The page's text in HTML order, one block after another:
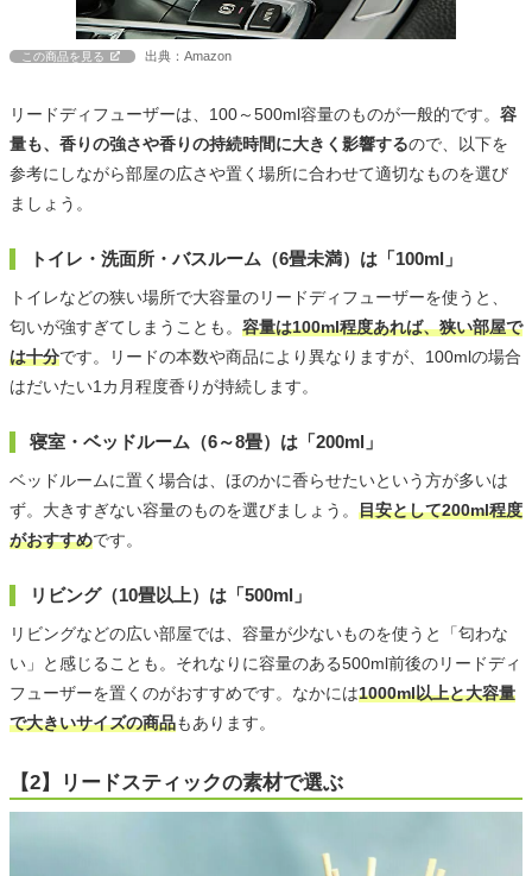
この商品を見る 出典：Amazon
リードディフューザーは、100～500ml容量のものが一般的です。 容
量も、香りの強さや香りの持続時間に大きく影響するので、以下を
参考にしながら部屋の広さや置く場所に合わせて適切なものを選び
ましょう。
トイレ・洗面所・バスルーム（6畳未満）は「100ml」
トイレなどの狭い場所で大容量のリードディフューザーを使うと、
匂いが強すぎてしまうことも。 容量は100ml程度あれば、狭い部屋で
は十分です。リードの本数や商品により異なりますが、100mlの場合
はだいたい1カ月程度香りが持続します。
寝室・ベッドルーム（6～8畳）は「200ml」
ベッドルームに置く場合は、ほのかに香らせたいという方が多いは
ず。大きすぎない容量のものを選びましょう。 目安として200ml程度
がおすすめです。
リビング（10畳以上）は「500ml」
リビングなどの広い部屋では、容量が少ないものを使うと「匂わな
い」と感じることも。それなりに容量のある500ml前後のリードディ
フューザーを置くのがおすすめです。なかには1000ml以上と大容量
で大きいサイズの商品もあります。
【2】リードスティックの素材で選ぶ